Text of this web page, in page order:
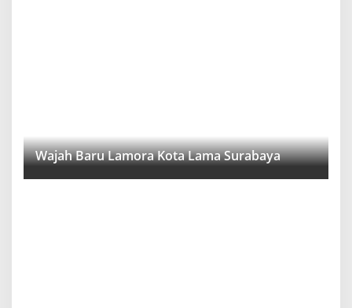
Wajah Baru Lamora Kota Lama Surabaya